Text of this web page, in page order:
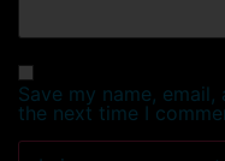
Save my name,
the next time I